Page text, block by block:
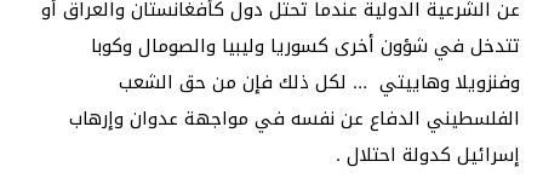
عن الشرعية الدولية عندما تحتل دول كأفغانستان والعراق أو
تتدخل في شؤون أخرى كسوريا وليبيا والصومال وكوبا
وفنزويلا وهاييتي … لكل ذلك فإن من حق الشعب
الفلسطيني الدفاع عن نفسه في مواجهة عدوان وإرهاب
إسرائيل كدولة احتلال .